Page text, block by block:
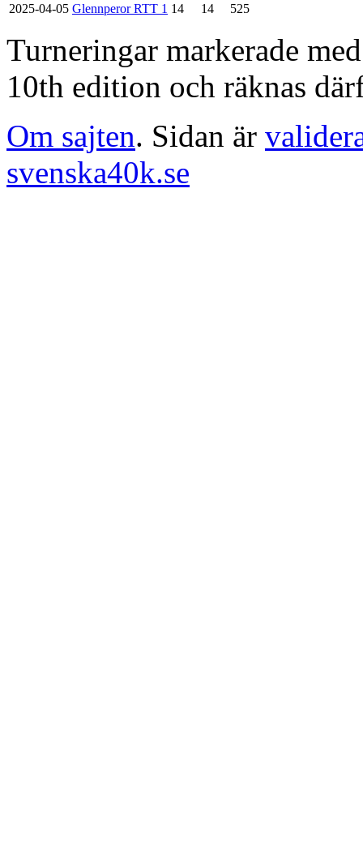
2025-04-05 Glennperor RTT 1 14 14 525
Turneringar markerade
10th edition och räknas
Om sajten. Sidan är
svenska40k.se